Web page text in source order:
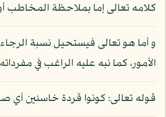
كلامه تعالى إما بملاحظة المخاطب
و أما هو تعالى فيستحيل نسبة
الأمور، كما نبه عليه الراغب في
قوله تعالى: كونوا قردة خاسئين أي